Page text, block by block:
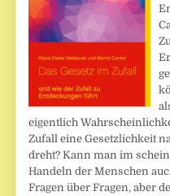
eigentlich
Zufall eine Gesetzlichkeit
dreht? Kann man im
Handeln der Menschen
Fragen über Fragen, aber